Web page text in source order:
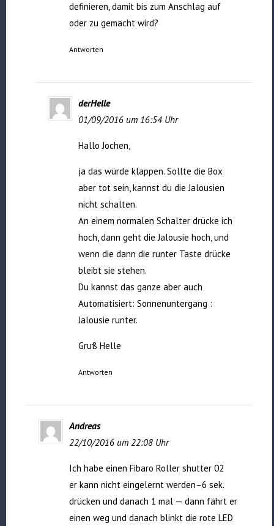
definieren, damit bis zum Anschlag auf
oder zu gemacht wird?
Antworten
derHelle
01/09/2016 um 16:54 Uhr
Hallo Jochen,
ja das würde klappen. Sollte die Box
aber tot sein, kannst du die Jalousien
nicht schalten.
An einem normalen Schalter drücke ich
hoch, dann geht die Jalousie hoch, und
wenn die dann die runter Taste drücke
bleibt sie stehen.
Du kannst das ganze aber auch
Automatisiert: Sonnenuntergang :
Jalousie runter.
Gruß Helle
Antworten
Andreas
22/10/2016 um 22:08 Uhr
Ich habe einen Fibaro Roller shutter 02
er kann nicht eingelernt werden–6 sek.
drücken und danach 1 mal — dann fährt er
einen weg und danach blinkt die rote LED